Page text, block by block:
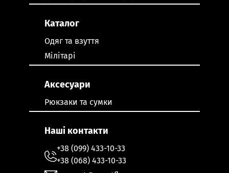
Каталог
Одяг та взуття
Мілітарі
Аксесуари
Рюкзаки та сумки
Наші контакти
+38 (099) 433-10-33
+38 (068) 433-10-33